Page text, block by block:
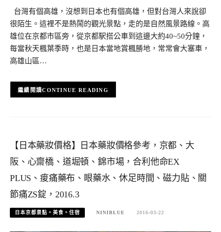
台灣有個高雄，沒想到日本也有個高雄，但對台灣人來說卻
很陌生。這裡不是熱鬧的觀光景點，走的是自然風景路線。高
雄位在京都市區旁，從京都駅搭公車到這邊大約40~50分鐘，
每當秋天楓葉季時，也是日本當地賞楓勝地，常常會大塞車，
高雄山區…
CONTINUE READING
【日本藥妝價格】日本藥妝價格參考，京都、大
阪、心齋橋、道堀頓、錦市場，合利他命EX
PLUS、痠痛藥布、眼藥水、休足時間、磁力貼、關
節痛ZS錠，2016.3
日本京都景點。美食。住宿 NINIBLUE 2016-03-22